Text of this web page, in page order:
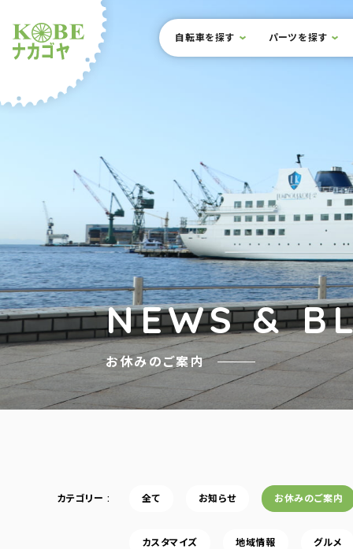
サイト内メニュー
本文までスキップ
自転車を探す パーツを探す
NEWS &
お休みのご案内
カテゴリー 全て お知らせ お休みのご案内
カスタマイズ 地域情報 グルメ